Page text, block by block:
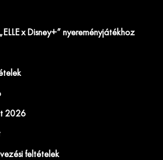
x Disney+” nyereményjátékhoz
2026
feltételek